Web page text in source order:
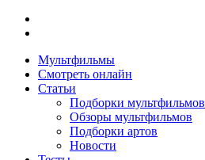
Мультфильмы
Смотреть онлайн
Статьи
Подборки мультфильмов
Обзоры мультфильмов
Подборки артов
Новости